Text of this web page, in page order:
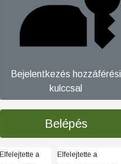
Bejelentkezés hozzáférési
kulccsal
Belépés
Elfelejtette a
Elfelejtette a